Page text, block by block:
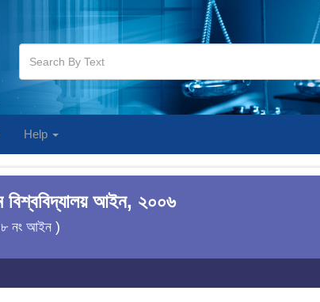
Help
বিশ্ববিদ্যালয় আইন, ২০০৬
নং আইন )